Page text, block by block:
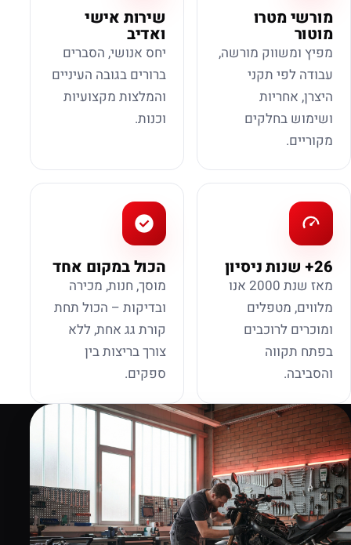
מורשי מטרו
מוטור
מפיץ ומשווק מורשה,
עבודה לפי תקני
היצרן, אחריות
ושימוש בחלקים
מקוריים.
שירות אישי
ואדיב
יחס אנושי, הסברים
ברורים בגובה העיניים
והמלצות מקצועיות
וכנות.
26+ שנות ניסיון
מאז שנת 2000 אנו
מלווים, מטפלים
ומוכרים לרוכבים
בפתח תקווה
והסביבה.
הכול במקום אחד
מוסך, חנות, מכירה
ובדיקות – הכול תחת
קורת גג אחת, ללא
צורך בריצות בין
ספקים.